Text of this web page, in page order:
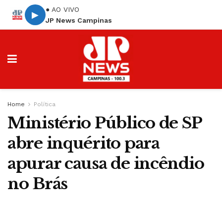
▶
● AO VIVO
JP News Campinas
Home Política
Ministério Público de SP
abre inquérito para
apurar causa de incêndio
no Brás